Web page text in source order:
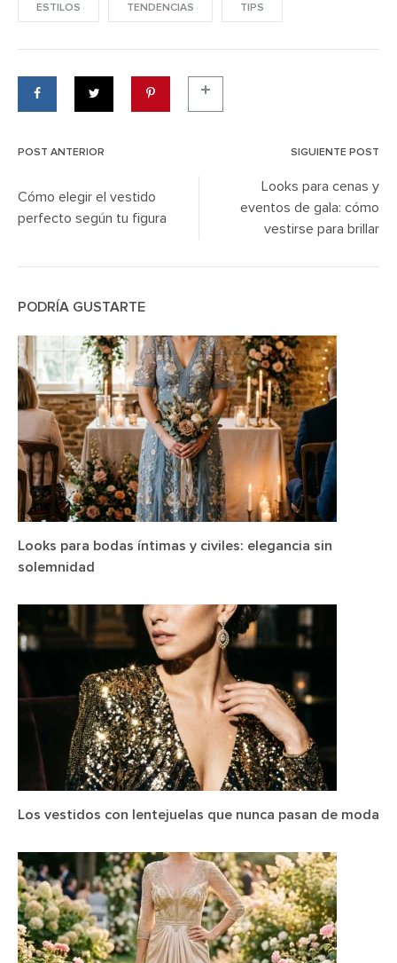
ESTILOS TENDENCIAS TIPS
navigation
POST ANTERIOR SIGUIENTE POST
Cómo elegir el vestido
perfecto según tu figura
Looks para cenas y
eventos de gala: cómo
vestirse para brillar
PODRÍA GUSTARTE
Looks para bodas íntimas y civiles: elegancia sin
solemnidad
Los vestidos con lentejuelas que nunca pasan de moda